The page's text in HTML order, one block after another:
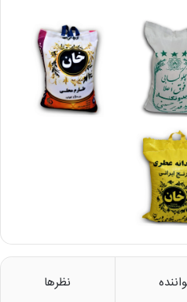
نظرها